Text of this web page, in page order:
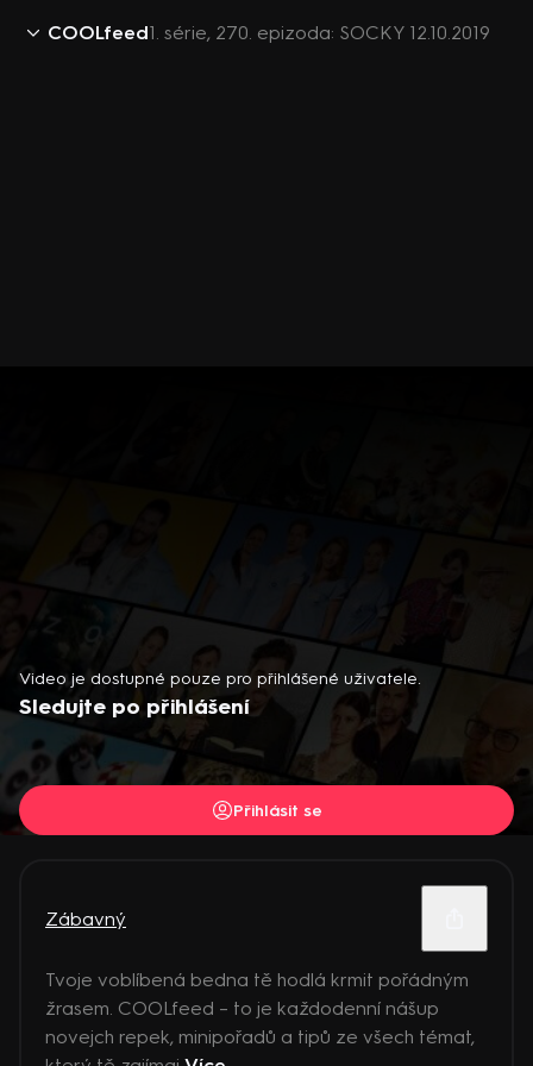
COOLfeed1. série, 270. epizoda: SOCKY 12.10.2019
Video je dostupné pouze pro přihlášené uživatele.
Sledujte po přihlášení
Přihlásit se
Zábavný
Tvoje voblíbená bedna tě hodlá krmit pořádným
žrasem. COOLfeed – to je každodenní nášup
novejch repek, minipořadů a tipů ze všech témat,